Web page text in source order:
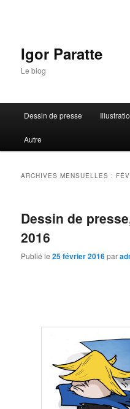
Igor Paratte
Le blog
Aller au contenu principal
Aller au contenu secondaire
Dessin de presse
Autre
ARCHIVES MENSUELLES :
Dessin de
2016
Publié le25 février 2016par